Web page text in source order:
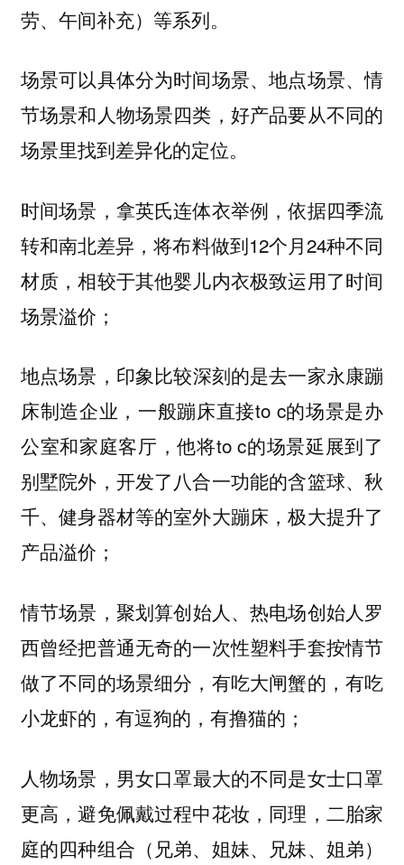
劳、午间补充）等系列。
场景可以具体分为时间场景、地点场景、情
节场景和人物场景四类，好产品要从不同的
场景里找到差异化的定位。
时间场景，拿英氏连体衣举例，依据四季流
转和南北差异，将布料做到12个月24种不同
材质，相较于其他婴儿内衣极致运用了时间
场景溢价；
地点场景 ，印象比较深刻的是去一家永康蹦
床制造企业，一般蹦床直接to c的场景是办
公室和家庭客厅，他将to c的场景延展到了
别墅院外，开发了八合一功能的含篮球、秋
千、健身器材等的室外大蹦床，极大提升了
产品溢价；
情节场景 ，聚划算创始人、热电场创始人罗
西曾经把普通无奇的一次性塑料手套按情节
做了不同的场景细分，有吃大闸蟹的，有吃
小龙虾的，有逗狗的，有撸猫的；
人物场景 ，男女口罩最大的不同是女士口罩
更高，避免佩戴过程中花妆，同理，二胎家
庭的四种组合（兄弟、姐妹、兄妹、姐弟）